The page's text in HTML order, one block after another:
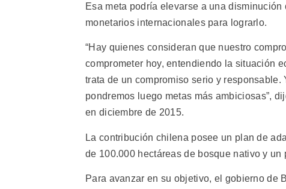
Esa meta podría elevarse a una
monetarios internacionales para lograrlo.
“Hay quienes consideran que nuestro
comprometer hoy, entendiendo la situación
trata de un compromiso serio y
pondremos luego metas más ambiciosas”,
en diciembre de 2015.
La contribución chilena posee un plan de
de 100.000 hectáreas de bosque nativo y
Para avanzar en su objetivo, el gobierno de